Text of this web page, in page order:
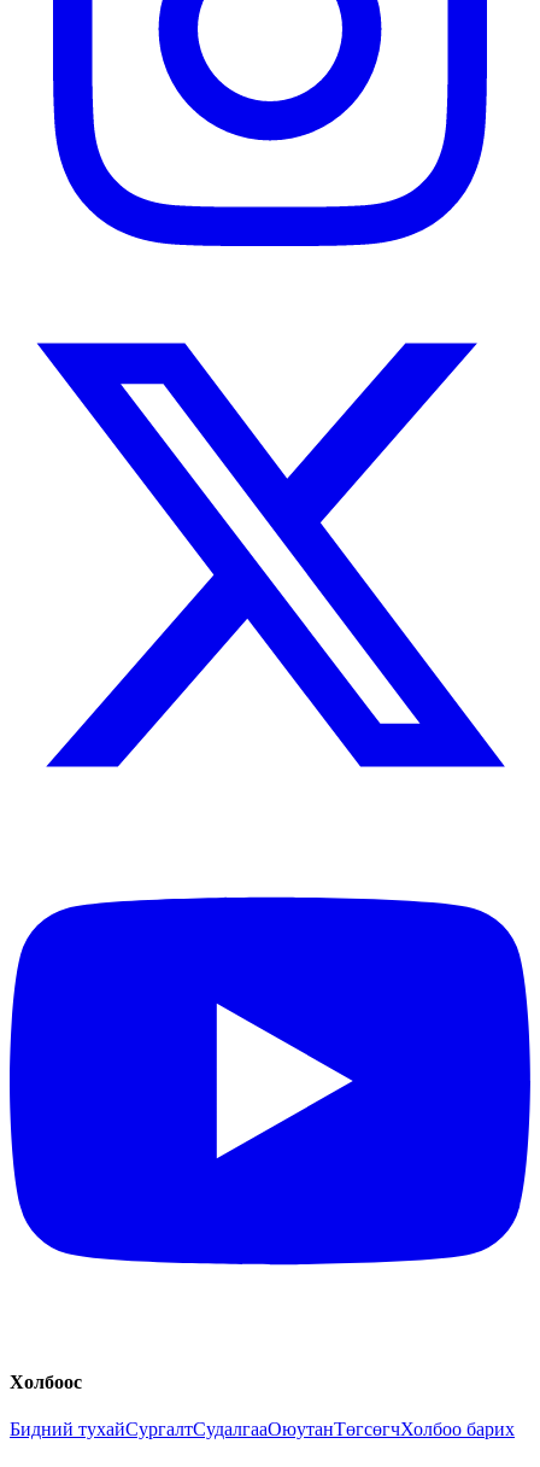
Холбоос
Бидний тухайСургалтСудалгааОюутанТөгсөгчХолбоо барих